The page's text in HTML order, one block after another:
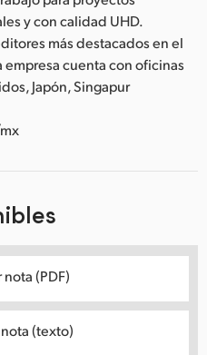
y con calidad UHD.
más destacados en el
cuenta con oficinas
Japón, Singapur
(PDF)
(texto)